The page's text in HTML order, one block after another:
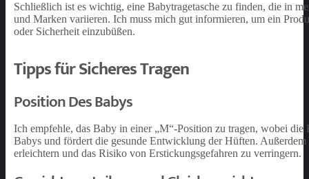
Schließlich ist es wichtig, eine Babytragetasche zu finden, die in
und Marken variieren. Ich muss mich gut informieren, um ein
oder Sicherheit einzubüßen.
Tipps für Sicheres Tragen
Position Des Babys
Ich empfehle, das Baby in einer „M“-Position zu tragen, wobei
Babys und fördert die gesunde Entwicklung der Hüften.
erleichtern und das Risiko von Erstickungsgefahren zu verringern.